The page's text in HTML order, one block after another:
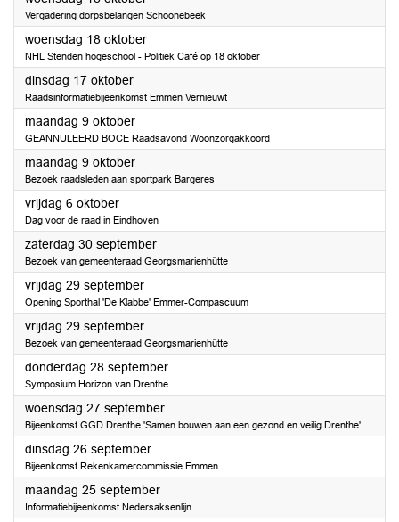
Vergadering dorpsbelangen Schoonebeek
woensdag 18 oktober2023
NHL Stenden hogeschool - Politiek Café op 18 oktober
dinsdag 17 oktober2023
Raadsinformatiebijeenkomst Emmen Vernieuwt
maandag 9 oktober2023
GEANNULEERD BOCE Raadsavond Woonzorgakkoord
maandag 9 oktober2023
Bezoek raadsleden aan sportpark Bargeres
vrijdag 6 oktober2023
Dag voor de raad in Eindhoven
zaterdag 30 september2023
Bezoek van gemeenteraad Georgsmarienhütte
vrijdag 29 september2023
Opening Sporthal 'De Klabbe' Emmer-Compascuum
vrijdag 29 september2023
Bezoek van gemeenteraad Georgsmarienhütte
donderdag 28 september2023
Symposium Horizon van Drenthe
woensdag 27 september2023
Bijeenkomst GGD Drenthe 'Samen bouwen aan een gezond en veilig Drenthe'
dinsdag 26 september2023
Bijeenkomst Rekenkamercommissie Emmen
maandag 25 september2023
Informatiebijeenkomst Nedersaksenlijn